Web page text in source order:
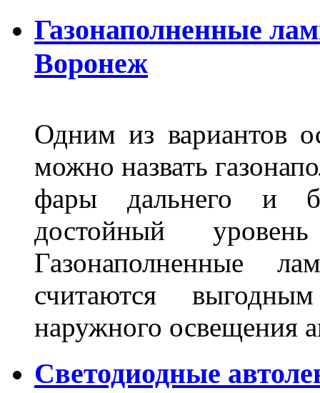
Газонаполненные
Воронеж
Одним из вариантов
можно назвать
фары дальнего и
достойный
Газонаполненные
считаются
наружного освещения
Светодиодные